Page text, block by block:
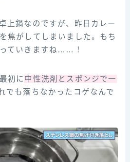
上鍋なのですが、昨日カレー
焦がしてしまいました。もち
ていきますね……！
初に 中性洗剤とスポンジで一
でも落ちなかったコゲなんで